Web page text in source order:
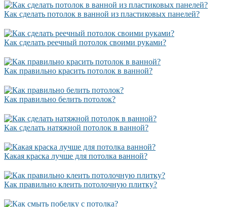
Как сделать потолок в ванной из пластиковых панелей?
Как сделать реечный потолок своими руками?
Как правильно красить потолок в ванной?
Как правильно белить потолок?
Как сделать натяжной потолок в ванной?
Какая краска лучше для потолка ванной?
Как правильно клеить потолочную плитку?